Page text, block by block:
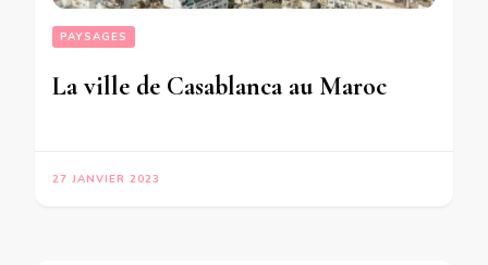
PAYSAGES
La ville de Casablanca au Maroc
27 JANVIER 2023